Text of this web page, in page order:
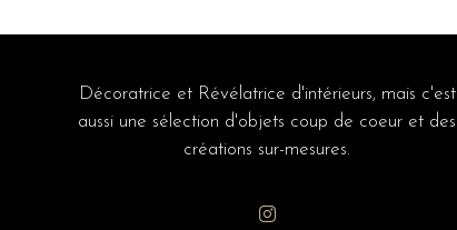
Décoratrice et Révélatrice d'intérieurs, mais c'est
aussi une sélection d'objets coup de coeur et des
créations sur-mesures.